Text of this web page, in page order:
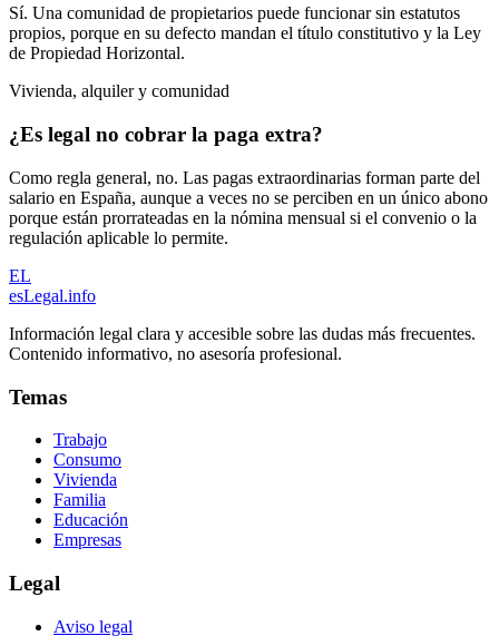
Sí. Una comunidad de propietarios puede funcionar sin estatutos
propios, porque en su defecto mandan el título constitutivo y la Ley
de Propiedad Horizontal.
Vivienda, alquiler y comunidad
¿Es legal no cobrar la paga extra?
Como regla general, no. Las pagas extraordinarias forman parte del
salario en España, aunque a veces no se perciben en un único abono
porque están prorrateadas en la nómina mensual si el convenio o la
regulación aplicable lo permite.
EL
esLegal.info
Información legal clara y accesible sobre las dudas más frecuentes.
Contenido informativo, no asesoría profesional.
Temas
Trabajo
Consumo
Vivienda
Familia
Educación
Empresas
Legal
Aviso legal